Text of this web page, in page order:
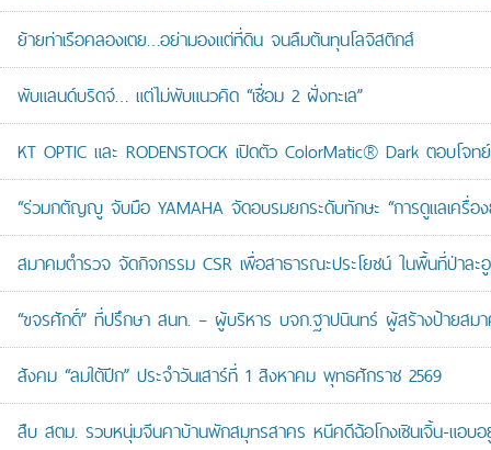
ย้ายท่าเรือคลองเตย…อย่ามองแต่ที่ดิน จนลืมต้นทุนโลจิสติกส์
พับแลนด์บริดจ์… แต่ไม่พับแนวคิด “เชื่อม 2 ฝั่งทะเล”
KT OPTIC และ RODENSTOCK เปิดตัว ColorMatic® Dark ตอบโจ
“ร่วมกตัญญู จับมือ YAMAHA จัดอบรมยกระดับทักษะ “การดูแลเครื่อ
สมาคมตำรวจ จัดกิจกรรม CSR เพื่อสาธารณะประโยชน์ ในพื้นที่ป่าละอู
“ขจรศักดิ์” ที่ปรึกษา สนท. – ผู้บริหาร บจก.ฐาปนินทร์ ผู้สร้างป้ายสม
สังคม “ลมใต้ปีก” ประจำวันเสาร์ที่ 1 สิงหาคม พุทธศักราช 2569
สืบ สตม. รวบหนุ่มจีนคาบ้านพักสมุทรสาคร หนีคดีฉ้อโกงเซินเจิ้น-แอบอ